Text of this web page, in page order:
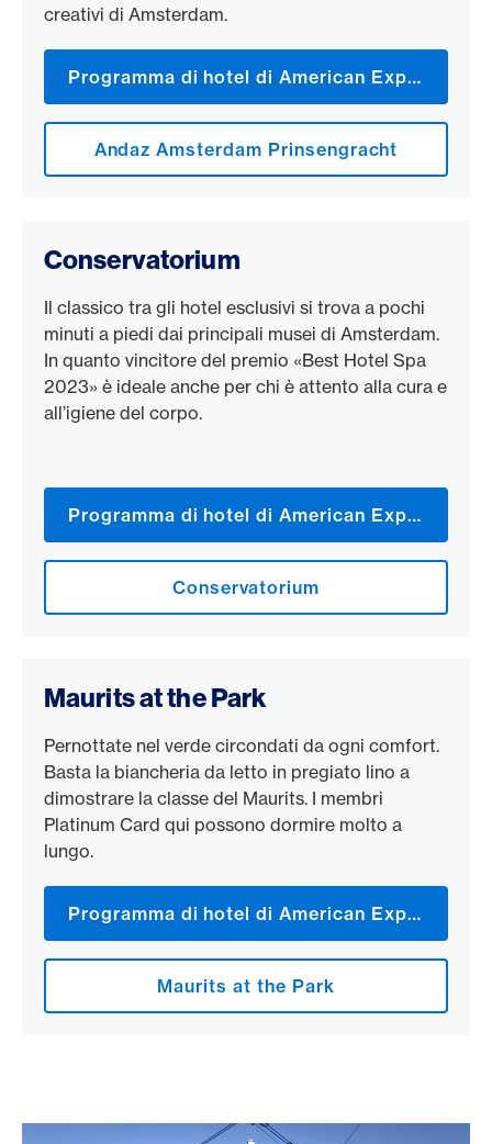
creativi di Amsterdam.
Programma di hotel di American Express
Andaz Amsterdam Prinsengracht
Conservatorium
Il classico tra gli hotel esclusivi si trova a pochi
minuti a piedi dai principali musei di Amsterdam.
In quanto vincitore del premio «Best Hotel Spa
2023» è ideale anche per chi è attento alla cura e
all’igiene del corpo.
Programma di hotel di American Express
Conservatorium
Maurits at the Park
Pernottate nel verde circondati da ogni comfort.
Basta la biancheria da letto in pregiato lino a
dimostrare la classe del Maurits. I membri
Platinum Card qui possono dormire molto a
lungo.
Programma di hotel di American Express
Maurits at the Park